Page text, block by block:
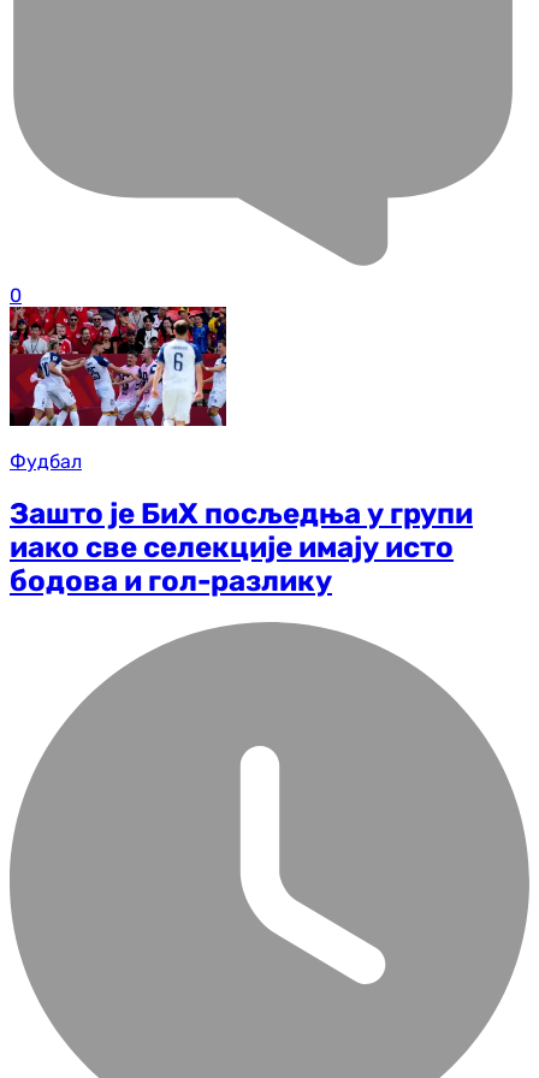
0
Фудбал
Зашто је БиХ посљедња у групи
иако све селекције имају исто
бодова и гол-разлику